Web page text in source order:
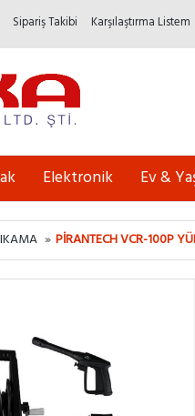
Sipariş Takibi Karşılaştırma Listem
Elektronik Ev &
PIRANTECH VCR-100P